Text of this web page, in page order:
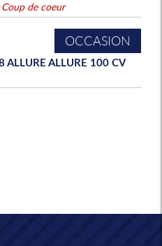
Coup de coeur
OCCASION
ALLURE ALLURE 100 CV